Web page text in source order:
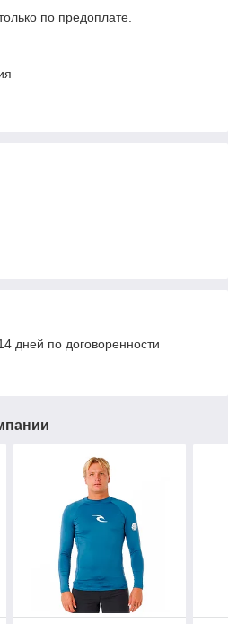
по предоплате.
дней по договоренности